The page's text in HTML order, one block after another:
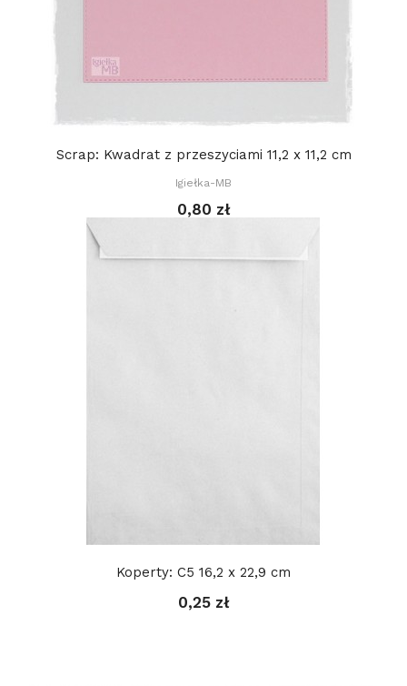
Scrap: Kwadrat z przeszyciami 11,2 x 11,2 cm
Igiełka-MB
0,80 zł
Koperty: C5 16,2 x 22,9 cm
0,25 zł